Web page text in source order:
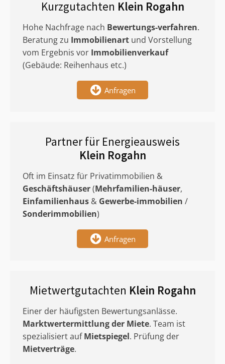
Kurzgutachten Klein Rogahn
Hohe Nachfrage nach Bewertungs-verfahren.
Beratung zu Immobilienart und Vorstellung
vom Ergebnis vor Immobilienverkauf
(Gebäude: Reihenhaus etc.)
Anfragen
Partner für Energieausweis
Klein Rogahn
Oft im Einsatz für Privatimmobilien &
Geschäftshäuser(Mehrfamilien-häuser,
Einfamilienhaus & Gewerbe-immobilien /
Sonderimmobilien)
Anfragen
Mietwertgutachten Klein Rogahn
Einer der häufigsten Bewertungsanlässe.
Marktwertermittlungder Miete. Team ist
spezialisiert aufMietspiegel. Prüfung der
Mietverträge.